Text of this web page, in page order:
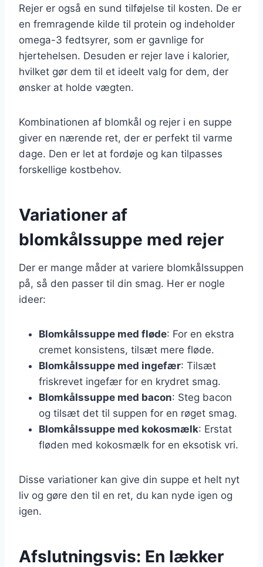
Rejer er også en sund tilføjelse til kosten. De er
en fremragende kilde til protein og indeholder
omega-3 fedtsyrer, som er gavnlige for
hjertehelsen. Desuden er rejer lave i kalorier,
hvilket gør dem til et ideelt valg for dem, der
ønsker at holde vægten.
Kombinationen af blomkål og rejer i en suppe
giver en nærende ret, der er perfekt til varme
dage. Den er let at fordøje og kan tilpasses
forskellige kostbehov.
Variationer af
blomkålssuppe med rejer
Der er mange måder at variere blomkålssuppen
på, så den passer til din smag. Her er nogle
ideer:
Blomkålssuppe med fløde: For en ekstra
cremet konsistens, tilsæt mere fløde.
Blomkålssuppe med ingefær: Tilsæt
friskrevet ingefær for en krydret smag.
Blomkålssuppe med bacon: Steg bacon
og tilsæt det til suppen for en røget smag.
Blomkålssuppe med kokosmælk: Erstat
fløden med kokosmælk for en eksotisk vri.
Disse variationer kan give din suppe et helt nyt
liv og gøre den til en ret, du kan nyde igen og
igen.
Afslutningsvis: En lækker